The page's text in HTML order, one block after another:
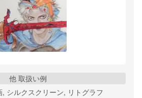
他 取扱い例
シルクスクリーン, リトグラフ